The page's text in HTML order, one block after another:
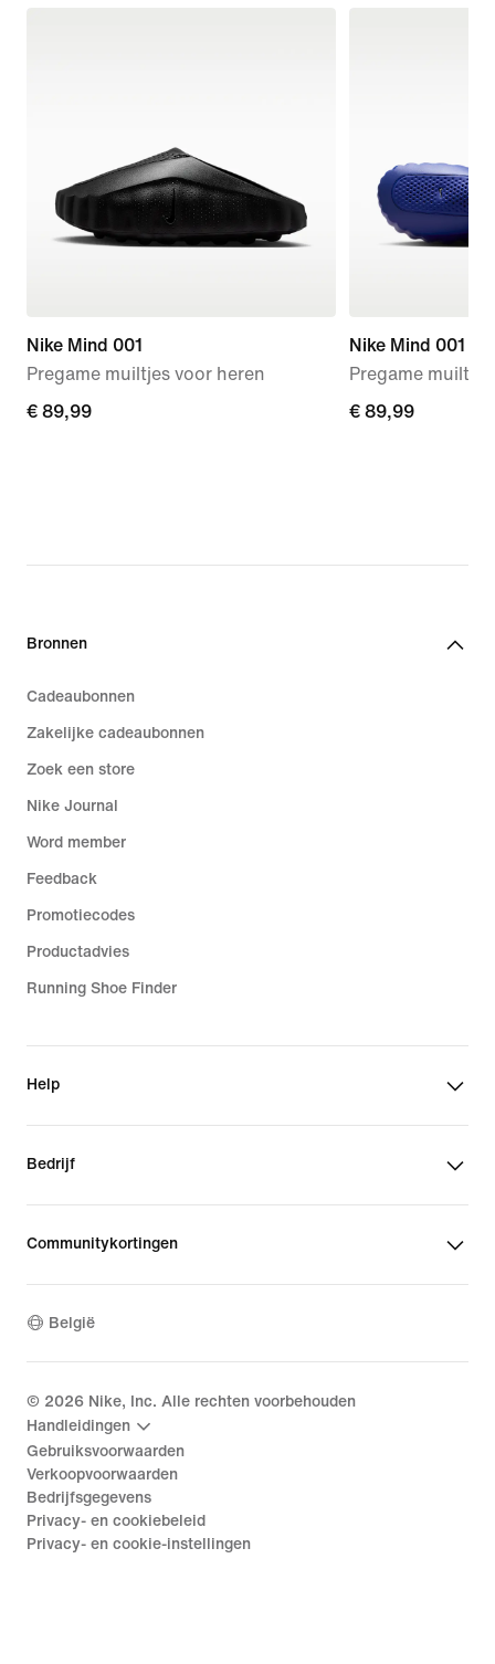
Nike Mind 001
Pregame muiltjes voor heren
€ 89,99
€ 89,99
Nike Mind 001
Pregame
€ 89,99
€ 89,99
Bronnen
Cadeaubonnen
Zakelijke cadeaubonnen
Zoek een store
Nike Journal
Word member
Feedback
Promotiecodes
Productadvies
Running Shoe Finder
Help
Bedrijf
Communitykortingen
België
© 2026 Nike, Inc. Alle rechten voorbehouden
Handleidingen
Gebruiksvoorwaarden
Verkoopvoorwaarden
Bedrijfsgegevens
Privacy- en cookiebeleid
Privacy- en cookie-instellingen